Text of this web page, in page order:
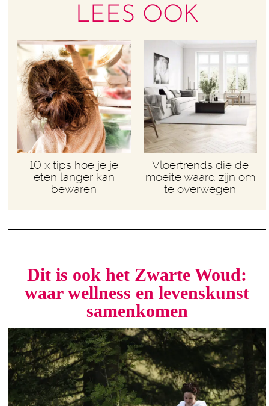
LEES OOK
10 x tips hoe je je
eten langer kan
bewaren
Vloertrends die de
moeite waard zijn om
te overwegen
Dit is ook het Zwarte Woud:
waar wellness en levenskunst
samenkomen